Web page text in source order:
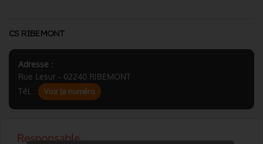
CS RIBEMONT
Adresse :
Rue Lesur - 02240 RIBEMONT
Tél. :
Voir le numéro